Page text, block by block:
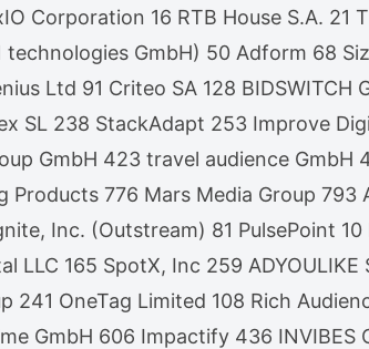
Corporation 16 RTB House S.A. 21
GmbH) 50 Adform 68
Ltd 91 Criteo SA 128 BIDSWITCH
SL 238 StackAdapt 253 Improve
GmbH 423 travel audience GmbH
776 Mars Media Group 793
Inc. (Outstream) 81 PulsePoint
165 SpotX, Inc 259 ADYOULIKE
OneTag Limited 108 Rich
GmbH 606 Impactify 436 INVIBES